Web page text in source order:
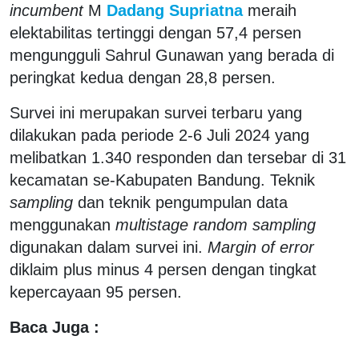
incumbentM Dadang Supriatna meraih
elektabilitas tertinggi dengan 57,4 persen
mengungguli Sahrul Gunawan yang berada di
peringkat kedua dengan 28,8 persen.
Survei ini merupakan survei terbaru yang
dilakukan pada periode 2-6 Juli 2024 yang
melibatkan 1.340 responden dan tersebar di 31
kecamatan se-Kabupaten Bandung. Teknik
sampling dan teknik pengumpulan data
menggunakan multistage random sampling
digunakan dalam survei ini. Margin of error
diklaim plus minus 4 persen dengan tingkat
kepercayaan 95 persen.
Baca Juga :